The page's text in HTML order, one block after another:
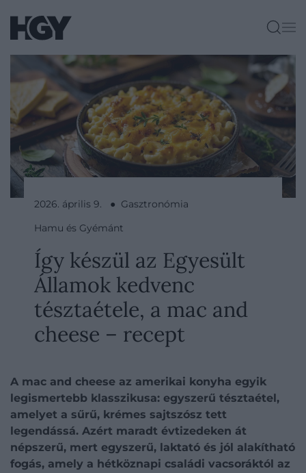
2026. április 9. ● Gasztronómia
Hamu és Gyémánt
Így készül az Egyesült
Államok kedvenc
tésztaétele, a mac and
cheese – recept
A mac and cheese az amerikai konyha egyik
legismertebb klasszikusa: egyszerű tésztaétel,
amelyet a sűrű, krémes sajtszósz tett
legendássá. Azért maradt évtizedeken át
népszerű, mert egyszerű, laktató és jól alakítható
fogás, amely a hétköznapi családi vacsoráktól az